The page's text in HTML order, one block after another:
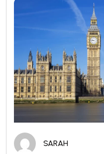
SARAH